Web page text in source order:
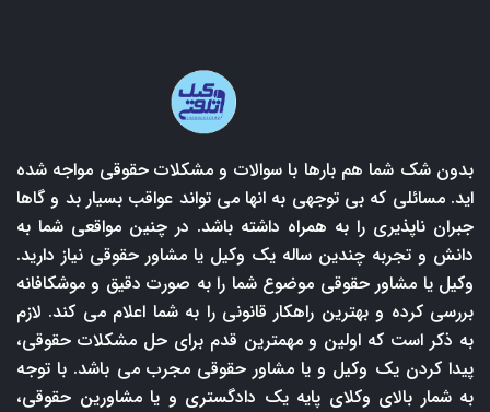
بدون شک شما هم بارها با سوالات و مشکلات حقوقی مواجه شده
اید. مسائلی که بی توجهی به انها می تواند عواقب بسیار بد و گاها
جبران ناپذیری را به همراه داشته باشد. در چنین مواقعی شما به
دانش و تجربه چندین ساله یک وکیل یا مشاور حقوقی نیاز دارید.
وکیل یا مشاور حقوقی موضوع شما را به صورت دقیق و موشکافانه
بررسی کرده و بهترین راهکار قانونی را به شما اعلام می کند. لازم
به ذکر است که اولین و مهمترین قدم برای حل مشکلات حقوقی،
پیدا کردن یک وکیل و یا مشاور حقوقی مجرب می باشد. با توجه
به شمار بالای وکلای پایه یک دادگستری و یا مشاورین حقوقی،